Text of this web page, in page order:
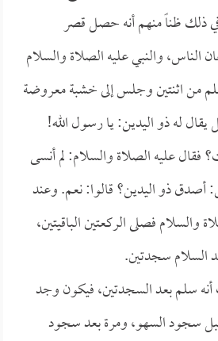
في ذلك ظناً منهم أنه حصل قصر
والنبي عليه الصلاة والسلام
من اثنتين وجلس إلى خشبة معروضة
له ذو اليدين: يا رسول الله!
عليه الصلاة والسلام: لم أنسى
أصدق ذو اليدين؟ قالوا: نعم. وعند
والسلام فصلى الركعتين الباقيتين،
السلام سجدتين.
سلم بعد السجدتين، فيكون وجد
سجود السهو، ومرة بعد سجود